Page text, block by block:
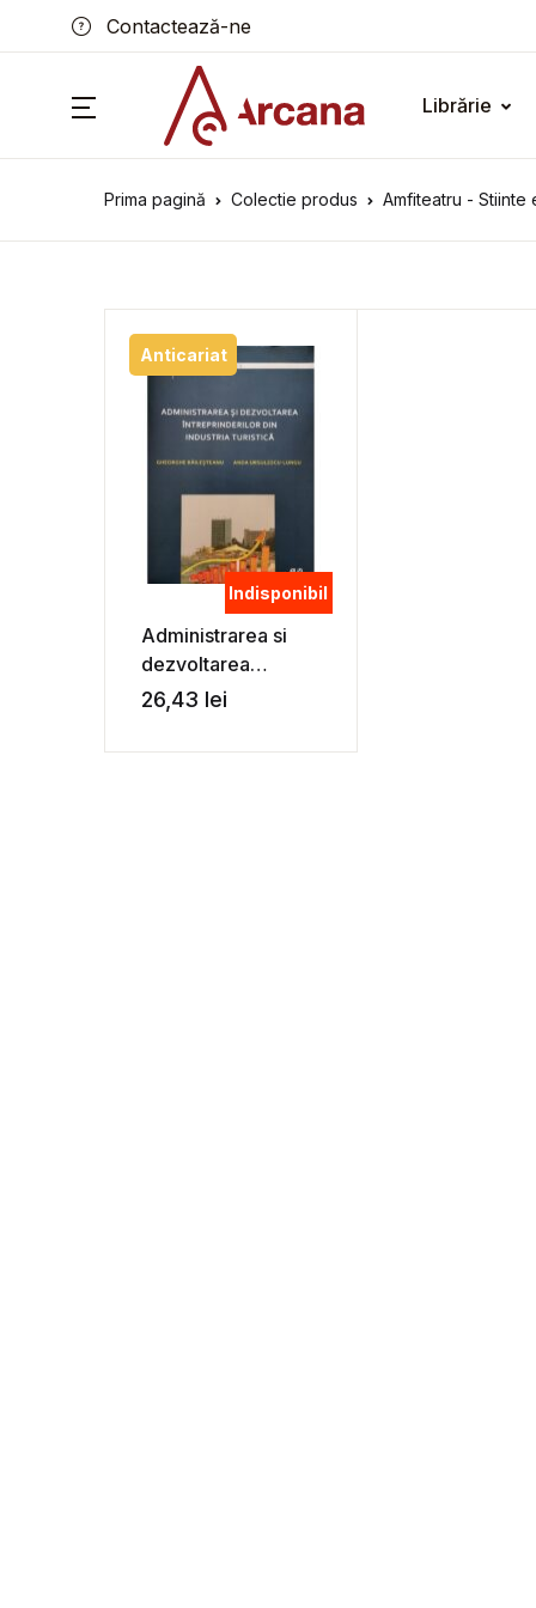
Contactează-ne
Librărie
Prima pagină Colectie produs Amfiteatru - Stiinte
Anticariat
Indisponibil
Administrarea si
dezvoltarea
intreprinderilor din
Gheorghe
26,43 lei